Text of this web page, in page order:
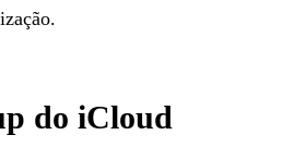
do iCloud